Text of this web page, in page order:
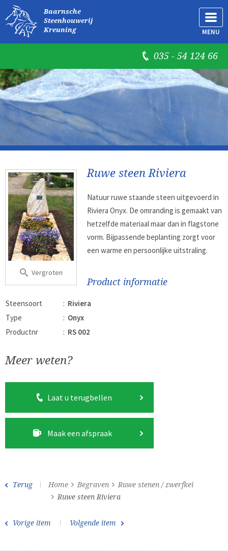
Baarnsche
Steenhouwerij
Kreuning
MENU
035 - 54 124 66
Vergroten
Ruwe steen Riviera
Natuur ruwe staande steen uitgevoerd in
Riviera Onyx. De omranding is gemaakt van
hetzelfde materiaal maar dan in flagstone
vorm. Bijpassende beplanting zorgt voor
een warme en persoonlijke uitstraling.
Product informatie
Steensoort : Riviera
Type
: Onyx
Productnr
: RS 002
Meer weten?
Laat u terugbellen
Maak een afspraak
Terug Home Begraven
Ruwe stenen / zwerfkei
Ruwe steen Riviera
Vorige item Volgende item